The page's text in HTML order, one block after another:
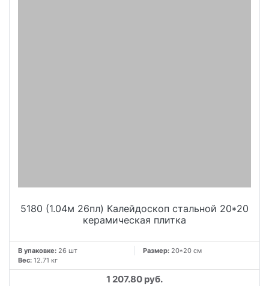
5180 (1.04м 26пл) Калейдоскоп стальной 20*20
керамическая плитка
В упаковке: 26 шт Размер: 20*20 см
Вес: 12.71 кг
1 207.80 руб.